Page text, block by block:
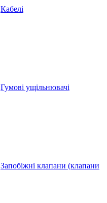
Кабелі
Гумові ущільнювачі
Запобіжні клапани (клапани